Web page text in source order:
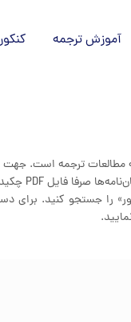
آموزش ترجمه
را جستجو کنید. برای